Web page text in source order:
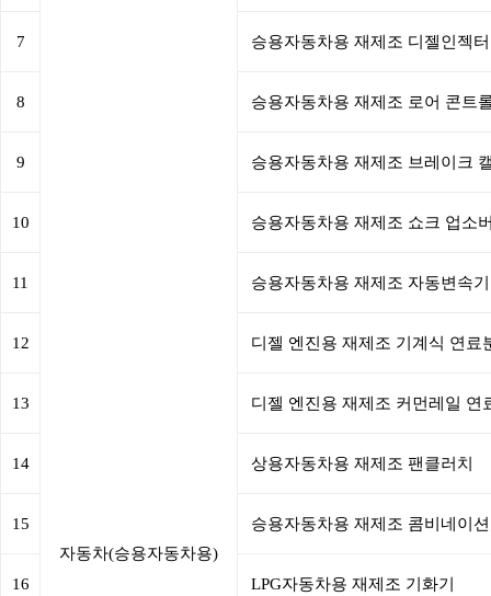
자동차(승용자동차용)
7 승용자동차용 재제조 디젤인젝터
8 승용자동차용 재제조 로어 콘트
9 승용자동차용 재제조 브레이크
10 승용자동차용 재제조 쇼크 업소
11 승용자동차용 재제조 자동변속기
12 디젤 엔진용 재제조 기계식 연료
13 디젤 엔진용 재제조 커먼레일 연
14 상용자동차용 재제조 팬클러치
15 승용자동차용 재제조 콤비네이
16 LPG자동차용 재제조 기화기